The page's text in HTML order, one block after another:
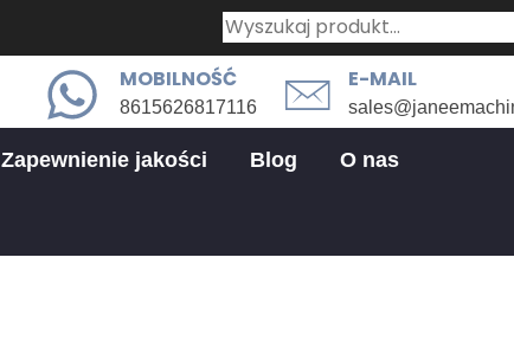
E-MAIL
MOBILNOŚĆ
8615626817116
Zapewnienie jakości Blog O nas